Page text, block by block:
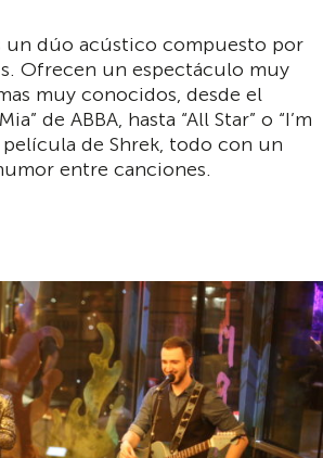
un dúo acústico compuesto por
Ofrecen un espectáculo muy
muy conocidos, desde el
de ABBA, hasta “All Star” o “I’m
película de Shrek, todo con un
entre canciones.